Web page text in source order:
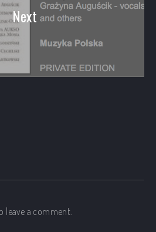
Next
leave a comment.